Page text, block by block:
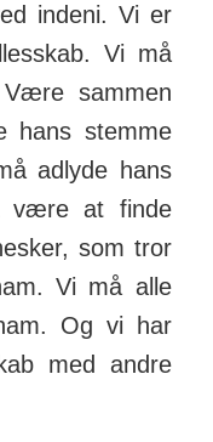
indeni. Vi er
Vi må
sammen
hans stemme
ad­lyde hans
være at finde
som tror
Vi må alle
Og vi har
med andre